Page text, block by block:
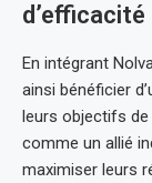
d’efficacité
En intégrant
ainsi bénéficier
leurs objectifs
comme un allié
maximiser leurs